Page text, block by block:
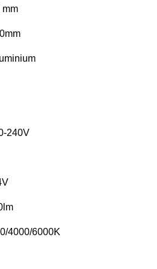
mm
240V
4000/6000K